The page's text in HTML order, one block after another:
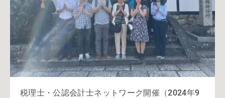
税理士・公認会計士ネットワーク開催（2024年9